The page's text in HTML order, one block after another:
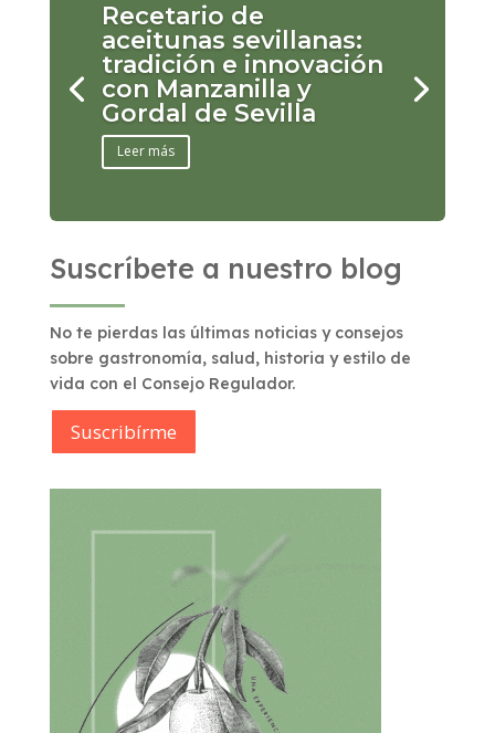
Recetario de
aceitunas sevillanas:
tradición e innovación
con Manzanilla y
Gordal de Sevilla
Leer más
Suscríbete a nuestro blog
No te pierdas las últimas noticias y consejos
sobre gastronomía, salud, historia y estilo de
vida con el Consejo Regulador.
Suscribírme